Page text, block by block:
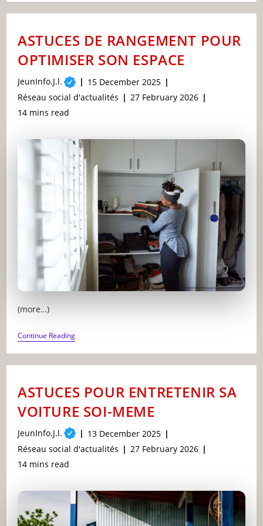
PRÉPARER
À
:
PRATIQUES
ASTUCES DE RANGEMENT POUR
OPTIMISER SON ESPACE
Post
author:
JeunInfo.J.l.
Post
published:
15 December 2025
Post
category:
Réseau social d'actualités
Post
27 February 2026
Reading
14 mins read
(more…)
Continue ReadingASTUCES
DE
RANGEMENT
POUR
ESPACE
ASTUCES POUR ENTRETENIR SA
VOITURE SOI-MEME
Post
author:
JeunInfo.J.l.
Post
published:
13 December 2025
Post
category:
Réseau social d'actualités
Post
27 February 2026
Reading
14 mins read